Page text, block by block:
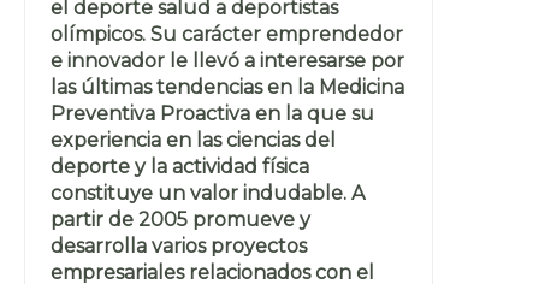
el deporte salud a deportistas
olímpicos. Su carácter emprendedor
e innovador le llevó a interesarse por
las últimas tendencias en la Medicina
Preventiva Proactiva en la que su
experiencia en las ciencias del
deporte y la actividad física
constituye un valor indudable. A
partir de 2005 promueve y
desarrolla varios proyectos
empresariales relacionados con el